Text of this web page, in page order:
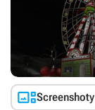
Screenshoty